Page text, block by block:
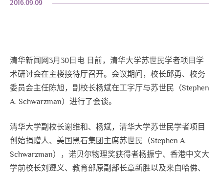
2016.09.09
清华新闻网3月30日电 日前，清华大学苏世民学者项目学
术研讨会在主楼接待厅召开。会议期间，校长邱勇、校务
委员会主任陈旭，副校长杨斌在工字厅与苏世民（Stephen
A. Schwarzman）进行了会谈。
清华大学副校长谢维和、杨斌，清华大学苏世民学者项目
创始捐赠人、美国黑石集团主席苏世民（Stephen A.
Schwarzman），诺贝尔物理奖获得者杨振宁、香港中文大
学前校长刘遵义、教育部原副部长章新胜以及来自哈佛、